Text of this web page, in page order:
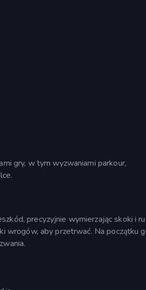
gry, w tym wyzwaniami parkour,
precyzyjnie wymierzając skoki i
wrogów, aby przetrwać. Na początku